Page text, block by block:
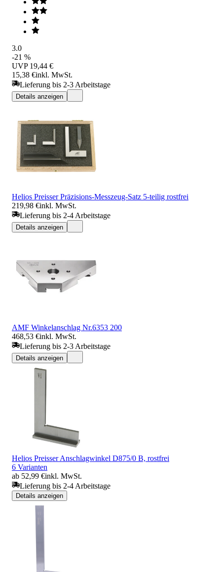
3.0
-21 %
UVP 19,44 €
15,38 €inkl. MwSt.
Lieferung bis 2-3 Arbeitstage
Details anzeigen
Helios Preisser Präzisions-Messzeug-Satz 5-teilig rostfrei
219,98 €inkl. MwSt.
Lieferung bis 2-4 Arbeitstage
Details anzeigen
AMF Winkelanschlag Nr.6353 200
468,53 €inkl. MwSt.
Lieferung bis 2-3 Arbeitstage
Details anzeigen
Helios Preisser Anschlagwinkel D875/0 B, rostfrei
6 Varianten
ab 52,99 €inkl. MwSt.
Lieferung bis 2-4 Arbeitstage
Details anzeigen